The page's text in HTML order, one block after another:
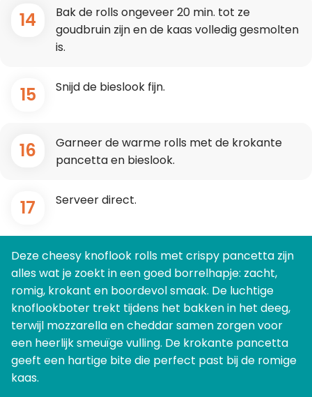
14
Bak de rolls ongeveer 20 min. tot ze
goudbruin zijn en de kaas volledig gesmolten
is.
15 Snijd de bieslook fijn.
16
Garneer de warme rolls met de krokante
pancetta en bieslook.
17 Serveer direct.
Deze cheesy knoflook rolls met crispy pancetta zijn
alles wat je zoekt in een goed borrelhapje: zacht,
romig, krokant en boordevol smaak. De luchtige
knoflookboter trekt tijdens het bakken in het deeg,
terwijl mozzarella en cheddar samen zorgen voor
een heerlijk smeuïge vulling. De krokante pancetta
geeft een hartige bite die perfect past bij de romige
kaas.